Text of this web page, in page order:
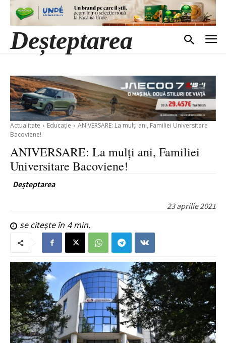
Deșteptarea
Actualitate Educație
ANIVERSARE: La mulți ani, Familiei Universitare
Bacoviene!
ANIVERSARE: La mulți ani, Familiei
Universitare Bacoviene!
Deșteptarea
23 aprilie 2021
se citește în 4min.